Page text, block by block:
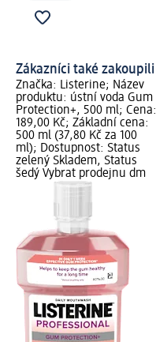
Zákazníci také zakoupili
Značka: Listerine; Název
produktu: ústní voda Gum
Protection+, 500 ml; Cena:
189,00 Kč; Základní cena:
500 ml (37,80 Kč za 100
ml); Dostupnost: Status
zelený Skladem, Status
šedý Vybrat prodejnu dm